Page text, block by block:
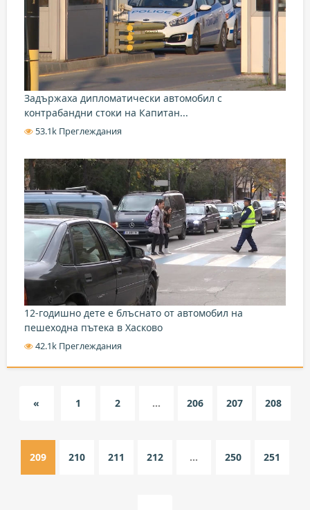
Задържаха дипломатически автомобил с
контрабандни стоки на Капитан...
53.1k Преглеждания
12-годишно дете е блъснато от автомобил на
пешеходна пътека в Хасково
42.1k Преглеждания
« 1 2 ... 206 207 208
209 210 211 212 ... 250 251